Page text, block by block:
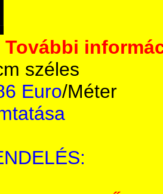
További
széles
Euro/Méter